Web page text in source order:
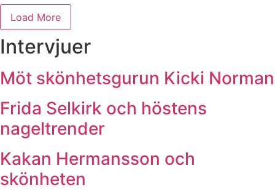
Load More
Intervjuer
Möt skönhetsgurun Kicki Norman
Frida Selkirk och höstens
nageltrender
Kakan Hermansson och
skönheten